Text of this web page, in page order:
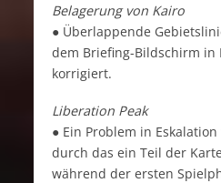
Belagerung von Kairo
● Überlappende
dem Briefing-Bildschirm in
korrigiert.
Liberation Peak
● Ein Problem in
durch das ein Teil der
während der ersten